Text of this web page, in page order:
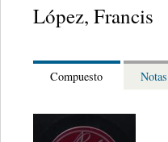
López, Francis
Compuesto Notas